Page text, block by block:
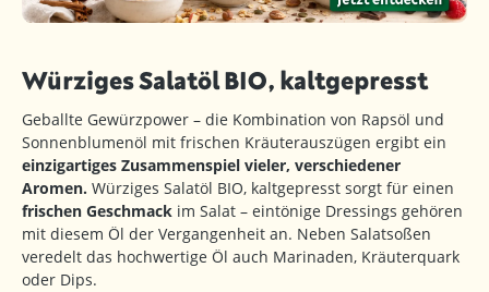
Würziges Salatöl BIO, kaltgepresst
Geballte Gewürzpower – die Kombination von Rapsöl und
Sonnenblumenöl mit frischen Kräuterauszügen ergibt ein
einzigartiges Zusammenspiel vieler, verschiedener
Aromen. Würziges Salatöl BIO, kaltgepresst sorgt für einen
frischen Geschmack im Salat – eintönige Dressings gehören
mit diesem Öl der Vergangenheit an. Neben Salatsoßen
veredelt das hochwertige Öl auch Marinaden, Kräuterquark
oder Dips.